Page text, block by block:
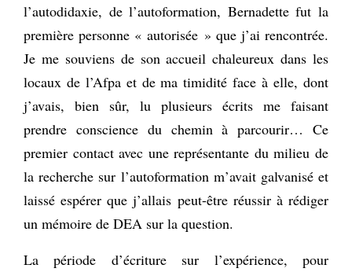
l’autodidaxie, de l’autoformation, Bernadette fut la
première personne « autorisée » que j’ai rencontrée.
Je me souviens de son accueil chaleureux dans les
locaux de l’Afpa et de ma timidité face à elle, dont
j’avais, bien sûr, lu plusieurs écrits me faisant
prendre conscience du chemin à parcourir… Ce
premier contact avec une représentante du milieu de
la recherche sur l’autoformation m’avait galvanisé et
laissé espérer que j’allais peut-être réussir à rédiger
un mémoire de DEA sur la question.
La période d’écriture sur l’expérience, pour